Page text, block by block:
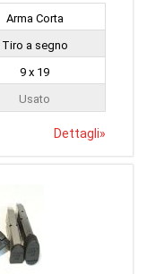
Arma Corta
Tiro a segno
9 x 19
Usato
Dettagli»